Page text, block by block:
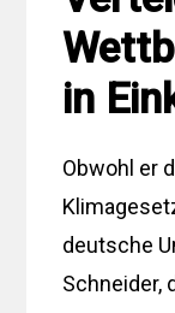
in
Obwohl er
deutsche
Schneider,